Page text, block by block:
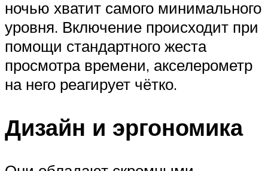
ночью хватит самого минимального
уровня. Включение происходит при
помощи стандартного жеста
просмотра времени, акселерометр
на него реагирует чётко.
Дизайн и эргономика